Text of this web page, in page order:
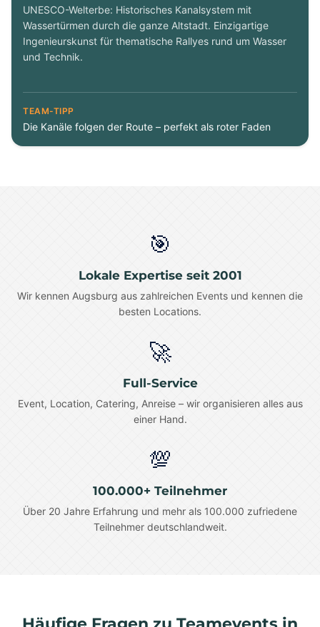
UNESCO-Welterbe: Historisches Kanalsystem mit
Wassertürmen durch die ganze Altstadt. Einzigartige
Ingenieurskunst für thematische Rallyes rund um Wasser
und Technik.
TEAM-TIPP
Die Kanäle folgen der Route – perfekt als roter Faden
🎯
Lokale Expertise seit 2001
Wir kennen Augsburg aus zahlreichen Events und kennen die
besten Locations.
🚀
Full-Service
Event, Location, Catering, Anreise – wir organisieren alles aus
einer Hand.
💯
100.000+ Teilnehmer
Über 20 Jahre Erfahrung und mehr als 100.000 zufriedene
Teilnehmer deutschlandweit.